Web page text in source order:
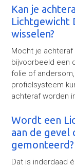
Kan je
Lichtgewicht
wisselen?
Mocht je achteraf
bijvoorbeeld een
folie of
profielsysteem
achteraf worden
Wordt een
aan de gevel
gemonteerd?
Dat is inderdaad